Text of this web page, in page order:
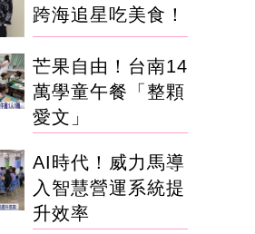
跨海追星吃美食！
芒果自由！台南14
萬學童午餐「整顆
愛文」
AI時代！威力馬導
入智慧營運系統提
升效率